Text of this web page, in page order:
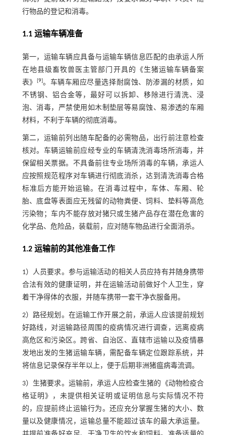
行物品的登记和消毒。
1.1 运输车辆准备
第一，运输车辆应具备与运输车辆信息匹配的由承运人所
在地县级畜牧兽医主管部门开具的《生猪运输车辆备案
表》
[9]。车辆车厢应尽量选择耐腐蚀、防渗漏的材质，如
不锈钢、铝合金等，最好可以拆卸、移除进行清洗、浸
泡、消毒，严禁使用如木制垫层等易腐蚀、易渗透的车厢
材料，不利于车辆的彻底消毒。
第二，运输前列出随车配备的必需物品，出行前注意检查
核对。车辆运输前应经专业的车辆清洗消毒场所消毒，并
保留相关票据。不具备前往专业场所消毒的车辆，承运人
应按照规范程序对车辆进行彻底消杀，达到清洗消毒合格
标准后方能开始运输。在消毒过程中，车体、车厢、轮
胎、底盘等表面应无残留的动物粪便、饲料、垫料等高危
污染物；车内不能存放对猪只或生猪产品存在潜在危害的
化学品、危险品，装载前，应对随车物品进行全面消杀。
1.2 运输前的其他准备工作
1）人员要求。参与运输活动的相关人员应持有并随身携带
合法有效的健康证明，并在运输活动前做好个人卫生，穿
着干净得体的衣服，并随车携带一套干净衣服备用。
2）路径规划。在运输工作开展之前，承运人应该提前规划
好路线，对运输路径周围的疫病情况进行调查，远离疫病
高危区和污染区。跨省、自治区、直辖市运输以及疫情暴
发地出发的生猪运输车辆，需配备车辆定位跟踪系统，并
将信息记录保存半年以上，便于后期非洲猪瘟病毒流调。
3）生猪要求。运输前，承运人应检查生猪的《动物检疫合
格证明》，未提供相关证明或证明信息与实际情况不符
的，应提前终止运输行为。还应充分掌握生猪的大小、数
量以及健康情况，运输总量不能超过该车的最大承运量。